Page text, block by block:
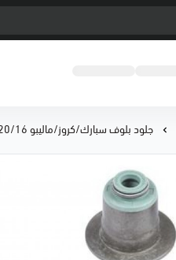
جلود بلوف سبارك/كروز/ماليبو 20/16 الحبة⭐⭐⭐